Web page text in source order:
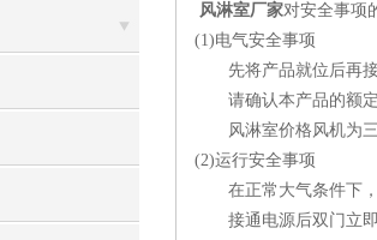
风淋室厂家对安全事项
(1)电气安全事项
先将产品就位后再接
请确认本产品的额定
风淋室价格风机为三
(2)运行安全事项
在正常大气条件下，
接通电源后双门立即